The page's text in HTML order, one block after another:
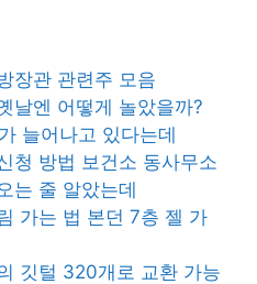
장관 관련주 모음
날엔 어떻게 놀았을까?
늘어나고 있다는데
청 방법 보건소 동사무소
는 줄 알았는데
가는 법 본던 7층 젤 가
깃털 320개로 교환 가능